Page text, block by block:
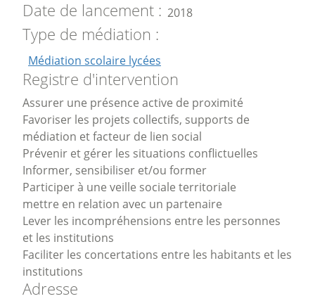
Date de lancement 2018
Type de médiation
Médiation scolaire lycées
Registre d'intervention
Assurer une présence active de proximité
Favoriser les projets collectifs, supports de
médiation et facteur de lien social
Prévenir et gérer les situations conflictuelles
Informer, sensibiliser et/ou former
Participer à une veille sociale territoriale
mettre en relation avec un partenaire
Lever les incompréhensions entre les personnes
et les institutions
Faciliter les concertations entre les habitants et les
institutions
Adresse